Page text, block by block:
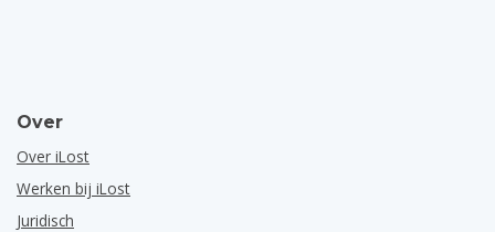
Over
Over iLost
Werken bij iLost
Juridisch